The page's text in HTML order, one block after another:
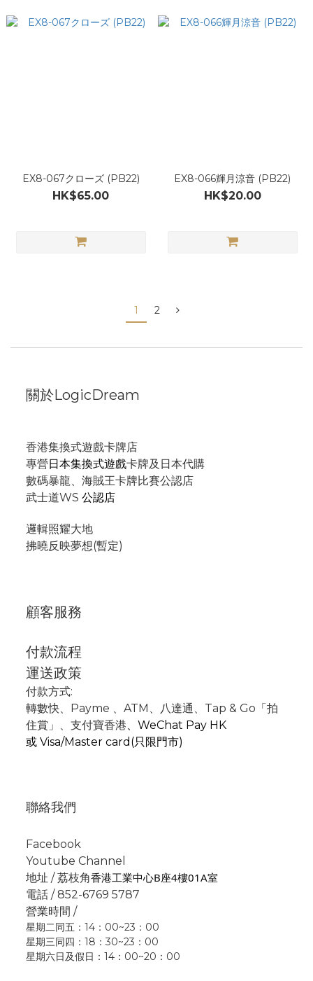
EX8-067クローズ (PB22)
HK$65.00
EX8-066輝月涼音 (PB22)
HK$20.00
1 2
關於LogicDream
香港集換式遊戲卡牌店
專營日本集換式遊戲卡牌及日本代購
數碼暴龍、海賊王卡牌比賽公認店
武士道WS 公認店
邏輯照耀大地
拂曉反映夢想(暫定)
顧客服務
付款流程
運送政策
付款方式:
轉數快、Payme 、 ATM 、
八達通、Tap & Go「拍
住賞」 、支付寶香港、 WeChat Pay HK
或 Visa/Master card(只限門市)
聯絡我們
Facebook
Youtube Channel
地址 / 荔枝角香港工業中心B座4樓01A室
電話 / 852-6769 5787
營業時間 /
星期二同五：14：00~23：00
星期三同四：18：30~23：00
星期六日及假日：14：00~20：00